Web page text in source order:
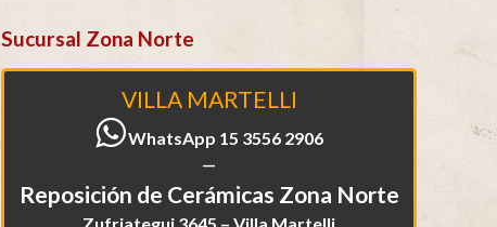
Sucursal Zona Norte
VILLA MARTELLI
WhatsApp 15 3556 2906
—
Reposición de Cerámicas Zona Norte